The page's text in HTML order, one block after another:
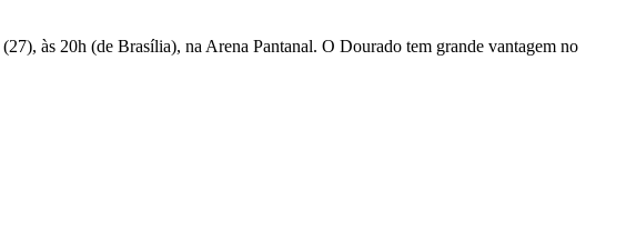
às 20h (de Brasília), na Arena Pantanal. O Dourado tem grande vantagem no